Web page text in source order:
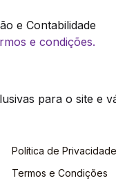
e Contabilidade
e condições.
para o site e
Política de Privacidade
Termos e Condições